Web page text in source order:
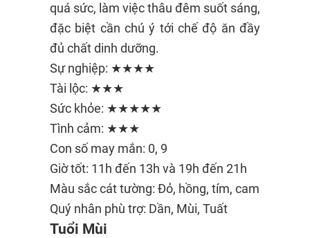
quá sức, làm việc thâu đêm suốt sáng,
đặc biệt cần chú ý tới chế độ ăn đầy
đủ chất dinh dưỡng.
Sự nghiệp: ★★★★
Tài lộc: ★★★
Sức khỏe: ★★★★★
Tình cảm: ★★★
Con số may mắn: 0, 9
Giờ tốt: 11h đến 13h và 19h đến 21h
Màu sắc cát tường: Đỏ, hồng, tím, cam
Quý nhân phù trợ: Dần, Mùi, Tuất
Tuổi Mùi